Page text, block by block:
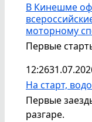
В Кинешме
моторному
Первые
12:26
На старт,
Первые
разгаре.